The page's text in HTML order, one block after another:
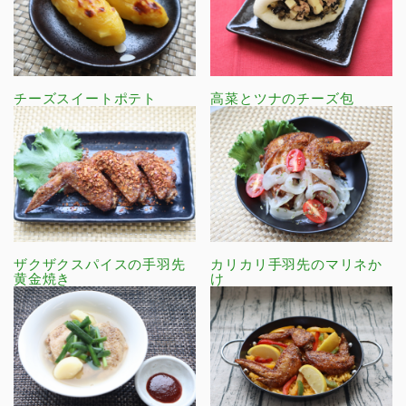
チーズスイートポテト 高菜とツナのチーズ包
ザクザクスパイスの手羽先
黄金焼き
カリカリ手羽先のマリネか
け